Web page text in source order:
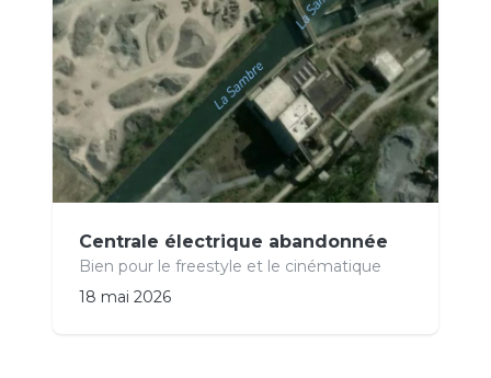
Centrale électrique abandonnée
Bien pour le freestyle et le cinématique
18 mai 2026